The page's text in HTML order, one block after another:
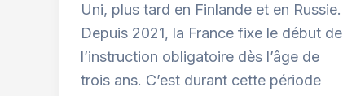
Uni, plus tard en Finlande et en Russie.
Depuis 2021, la France fixe le début de
l’instruction obligatoire dès l’âge de
trois ans. C’est durant cette période